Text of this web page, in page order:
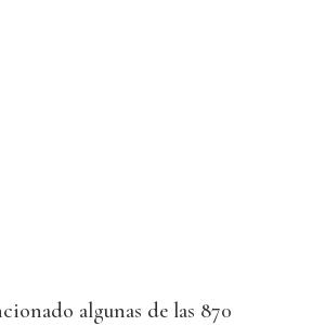
algunas de las 870